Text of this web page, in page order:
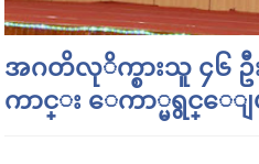
အဂတိလုိက္စားသူ ၄၆
ကာင္း ေကာ္မရွင္ေျ